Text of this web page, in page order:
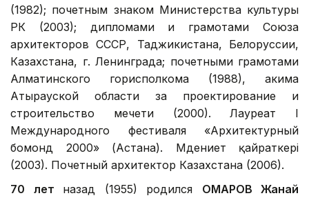
(1982); почетным знаком Министерства культуры
РК (2003); дипломами и грамотами Союза
архитекторов СССР, Таджикистана, Белоруссии,
Казахстана, г. Ленинграда; почетными грамотами
Алматинского горисполкома (1988), акима
Атырауской области за проектирование и
строительство мечети (2000). Лауреат I
Международного фестиваля «Архитектурный
бомонд 2000» (Астана). Мәдениет қайраткері
(2003). Почетный архитектор Казахстана (2006).
70 лет назад (1955) родился ОМАРОВ Жанай